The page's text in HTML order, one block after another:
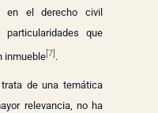
en el derecho civil
que
inmueble[7] .
de una temática
relevancia, no ha